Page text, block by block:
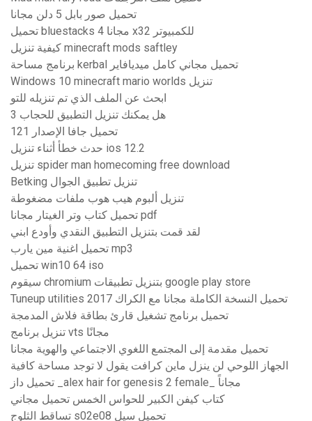
تحميل صور بابل 5 دلن مجانا
تحميل bluestacks 4 مجانا x32 للكمبيوتر
كيفية تنزيل minecraft mods saftley
برنامج مساحة kerbal تحميل مجاني كامل ميديافاير
Windows 10 minecraft mario worlds تنزيل
ابحث عن الملف الذي تم تنزيله للتو
هل يمكنك تنزيل التطبيق للحجاب 3
تحميل جافا الإصدار 121
حدث خطأ أثناء تنزيل ios 12.2
تنزيل spider man homecoming free download
Betking تنزيل تطبيق الجوال
تنزيل ألبوم هيب هوب ملفات مضغوطة
تحميل كتاب وتر الغيتار مجانا pdf
لقد قمت بتنزيل التطبيق النقدي وأودع ابني
تحميل اغنية مين يارب mp3
تحميل win10 64 iso
سيقوم chromium بتنزيل تطبيقات google play store
Tuneup utilities 2017 تحميل النسخة الكاملة مجانا مع الكراك
تحميل برنامج تشغيل قارئ بطاقة فلاش المدمجة
تنزيل برنامج vts مجانًا
تحميل مقدمة إلى المجتمع اللغوي الاجتماعي والهوية مجانا
الجهاز اللوحي لن ينزل ماين كرافت يقول لا توجد مساحة كافية
تحميل داز _alex hair for genesis 2 female_ مجاناً
كتاب كيفن الكبير للحواس الخمس تحميل مجاني
تساقط الثلوج s02e08 تحميل سيل